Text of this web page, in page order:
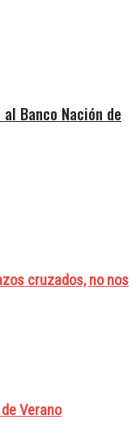
Banco Nación de
cruzados, no nos
Verano